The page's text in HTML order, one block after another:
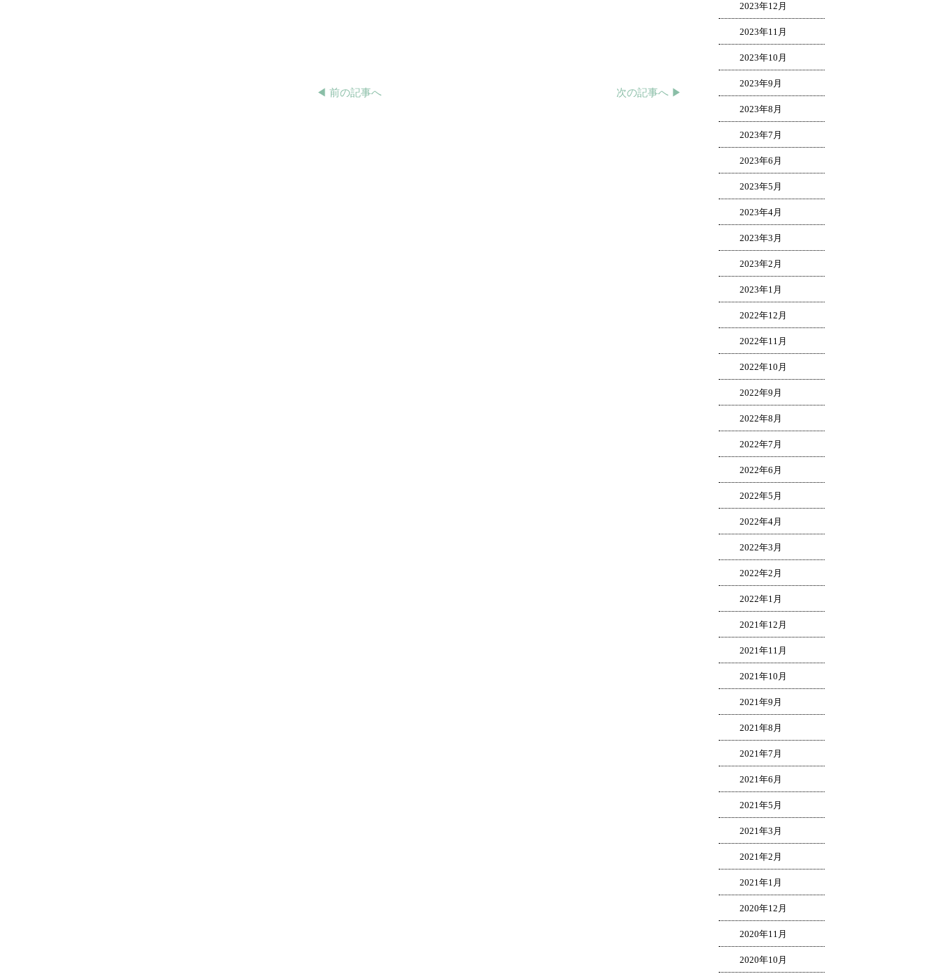
◀︎ 前の記事へ 次の記事へ ▶︎
2023年12月
2023年11月
2023年10月
2023年9月
2023年8月
2023年7月
2023年6月
2023年5月
2023年4月
2023年3月
2023年2月
2023年1月
2022年12月
2022年11月
2022年10月
2022年9月
2022年8月
2022年7月
2022年6月
2022年5月
2022年4月
2022年3月
2022年2月
2022年1月
2021年12月
2021年11月
2021年10月
2021年9月
2021年8月
2021年7月
2021年6月
2021年5月
2021年3月
2021年2月
2021年1月
2020年12月
2020年11月
2020年10月